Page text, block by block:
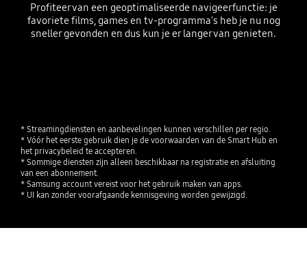
Profiteer van een geoptimaliseerde navigeerfunctie: je
favoriete films, games en tv-programma's heb je nu nog
sneller gevonden en dus kun je er langer van genieten.
* Streamingdiensten en aanbevelingen kunnen verschillen per regio.
* Vóór het eerste gebruik dien je de voorwaarden van de Smart Hub en
het privacybeleid te accepteren.
* Sommige diensten zijn alleen beschikbaar na registratie en afsluiting
van een abonnement.
* Samsung account vereist voor het gebruik maken van apps.
* UI kan zonder voorafgaande kennisgeving worden gewijzigd.